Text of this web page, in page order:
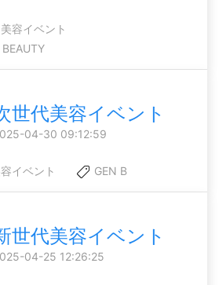
美容イベント
世代美容イベント
04-30 09:12:59
イベント GEN B
世代美容イベント
04-25 12:26:25